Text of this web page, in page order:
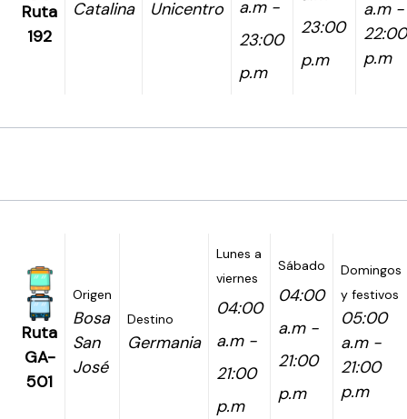
Ruta
192
Catalina Unicentro
a.m -
23:00
p.m
23:00
p.m
a.m -
22:00
p.m
Ruta
GA-
501
Origen
Bosa
San
José
Destino
Germania
Lunes a
viernes
04:00
a.m -
21:00
p.m
Sábado
04:00
a.m -
21:00
p.m
Domingos
y festivos
05:00
a.m -
21:00
p.m